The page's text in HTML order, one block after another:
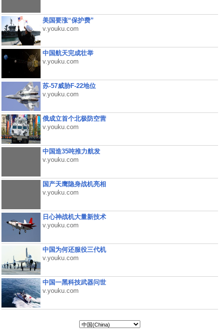
美国要涨“保护费”
v.youku.com
中国航天完成壮举
v.youku.com
苏-57威胁F-22地位
v.youku.com
俄成立首个北极防空营
v.youku.com
中国造35吨推力航发
v.youku.com
国产天鹰隐身战机亮相
v.youku.com
日心神战机大量新技术
v.youku.com
中国为何还服役三代机
v.youku.com
中国一黑科技武器问世
v.youku.com